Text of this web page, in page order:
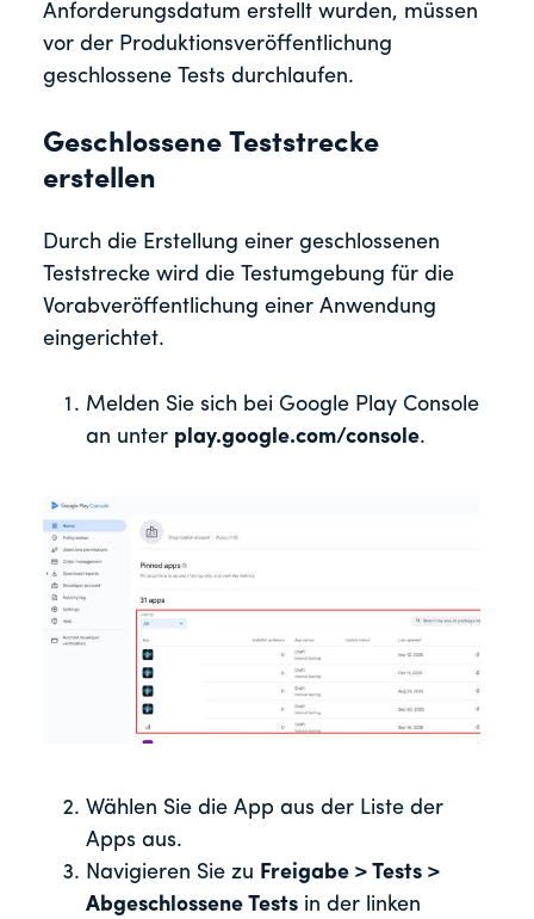
Anforderungsdatum erstellt wurden, müssen
vor der Produktionsveröffentlichung
geschlossene Tests durchlaufen.
Geschlossene Teststrecke
erstellen
Durch die Erstellung einer geschlossenen
Teststrecke wird die Testumgebung für die
Vorabveröffentlichung einer Anwendung
eingerichtet.
Melden Sie sich bei Google Play Console
an unter play.google.com/console.
Wählen Sie die App aus der Liste der
Apps aus.
Navigieren Sie zu Freigabe > Tests >
Abgeschlossene Tests in der linken